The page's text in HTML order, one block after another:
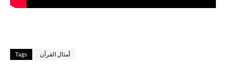
Tags أمثال القرآن